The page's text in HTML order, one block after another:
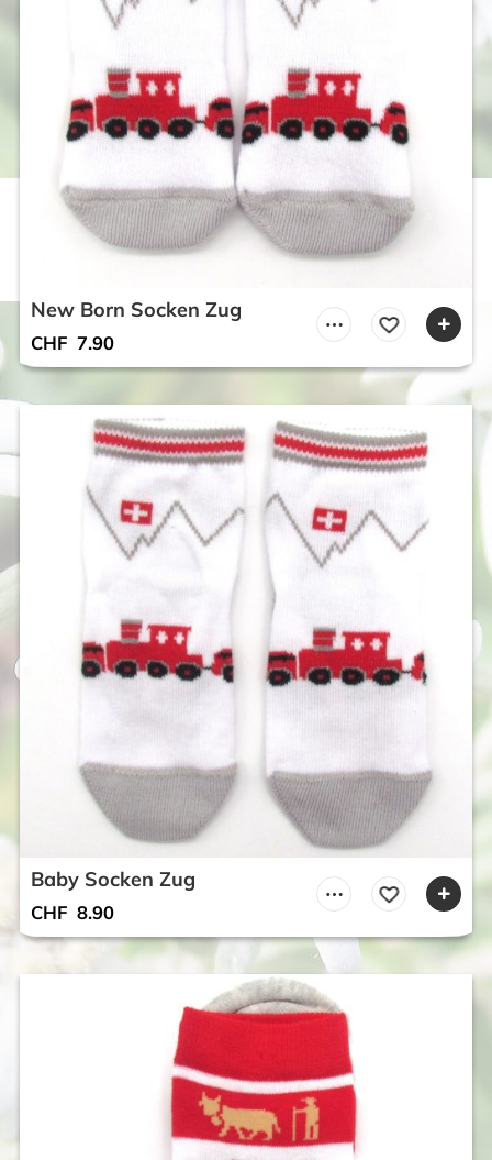
New Born Socken Zug
CHF 7.90
Baby Socken Zug
CHF 8.90